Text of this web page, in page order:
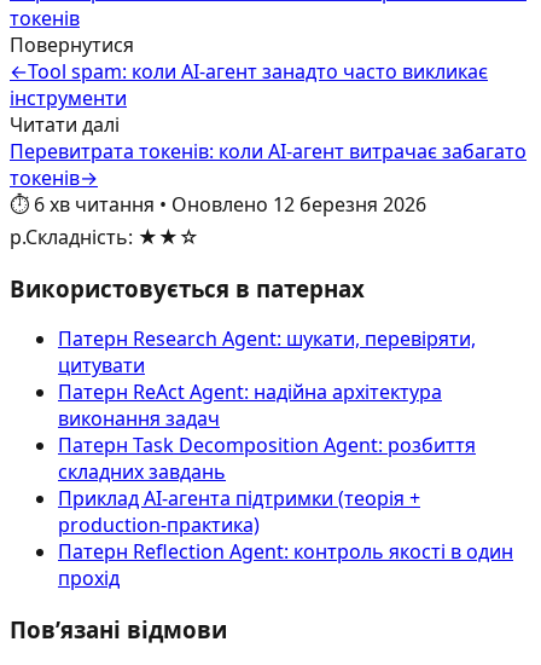
токенів
Повернутися
←Tool spam: коли AI-агент занадто часто викликає
інструменти
Читати далі
Перевитрата токенів: коли AI-агент витрачає забагато
токенів→
⏱️ 6хв читання • Оновлено 12 березня 2026
р.Складність: ★★☆
Використовується в патернах
Патерн Research Agent: шукати, перевіряти,
цитувати
Патерн ReAct Agent: надійна архітектура
виконання задач
Патерн Task Decomposition Agent: розбиття
складних завдань
Приклад AI‑агента підтримки (теорія +
production-практика)
Патерн Reflection Agent: контроль якості в один
прохід
Пов’язані відмови